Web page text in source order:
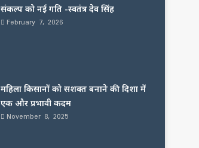
संकल्प को नई गति -स्वतंत्र देव सिंह
February 7, 2026
महिला किसानों को सशक्त बनाने की दिशा में
एक और प्रभावी कदम
November 8, 2025